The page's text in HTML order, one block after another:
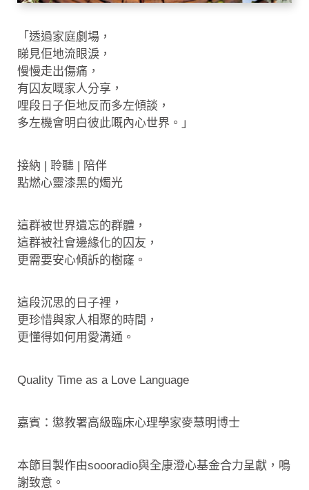
「透過家庭劇場，
睇見佢地流眼淚，
慢慢走出傷痛，
有囚友嘅家人分享，
哩段日子佢地反而多左傾談，
多左機會明白彼此嘅內心世界。」
接納 | 聆聽 | 陪伴
點燃心靈漆黑的燭光
這群被世界遺忘的群體，
這群被社會邊緣化的囚友，
更需要安心傾訴的樹窿。
這段沉思的日子裡，
更珍惜與家人相聚的時間，
更懂得如何用愛溝通。
Quality Time as a Love Language
嘉賓：懲教署高級臨床心理學家麥慧明博士
本節目製作由soooradio與全康澄心基金合力呈獻，鳴
謝致意。